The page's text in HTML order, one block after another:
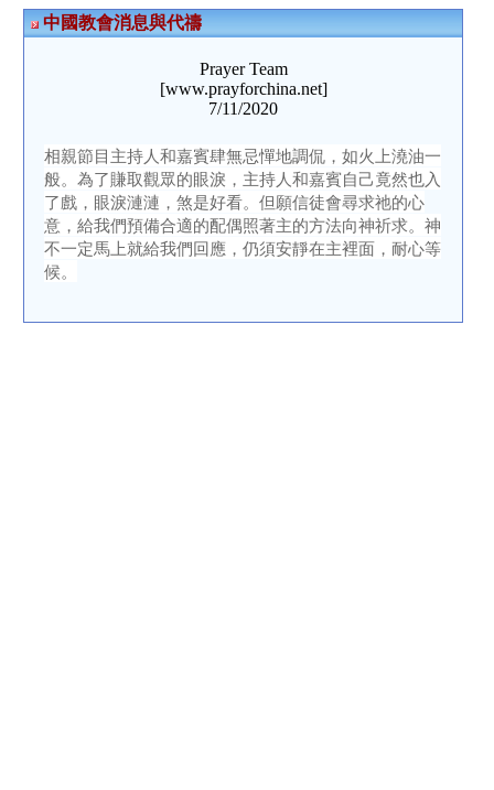
中國教會消息與代禱
Prayer Team
[www.prayforchina.net]
7/11/2020
相親節目主持人和嘉賓肆無忌憚地調侃，如火上澆油一
般。為了賺取觀眾的眼淚，主持人和嘉賓自己竟然也入
了戲，眼淚漣漣，煞是好看。但願信徒會尋求祂的心
意，給我們預備合適的配偶照著主的方法向神祈求。神
不一​​定馬上就給我們回應，仍須安靜在主裡面，耐心等
候。